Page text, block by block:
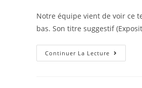
la
publication :
Notre équipe vient de voir ce
bas. Son titre suggestif
Continuer La Lecture
Cette